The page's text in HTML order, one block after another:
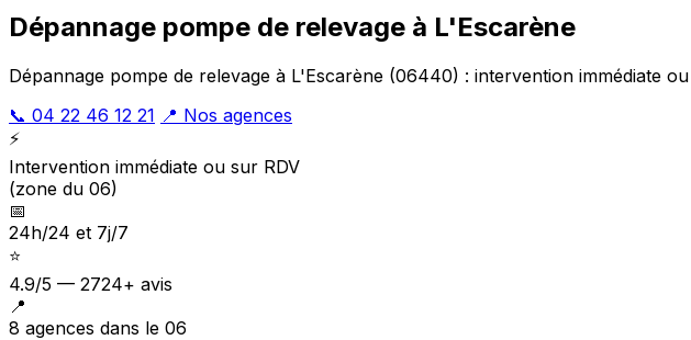
Dépannage pompe de relevage à L'Escarène
Dépannage pompe de relevage à L'Escarène (06440) : intervention immédiate
📞 04 22 46 12 21 📍 Nos agences
⚡
Intervention immédiate ou sur RDV
(zone du 06)
📅
24h/24 et 7j/7
⭐
4.9/5 — 2724+ avis
📍
8 agences dans le 06